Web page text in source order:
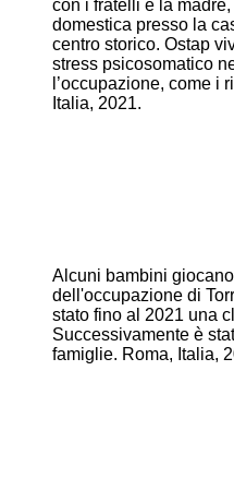
con i fratelli e la
domestica presso la
centro storico. Ostap
stress psicosomatico
l’occupazione, come i
Italia, 2021.
Alcuni bambini
dell'occupazione di
stato fino al 2021 una
Successivamente è
famiglie. Roma, Italia,